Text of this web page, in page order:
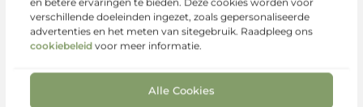
verschillende doeleinden ingezet, zoals gepersonaliseerde
advertenties en het meten van sitegebruik. Raadpleeg ons
cookiebeleid voor meer informatie.
Alle Cookies